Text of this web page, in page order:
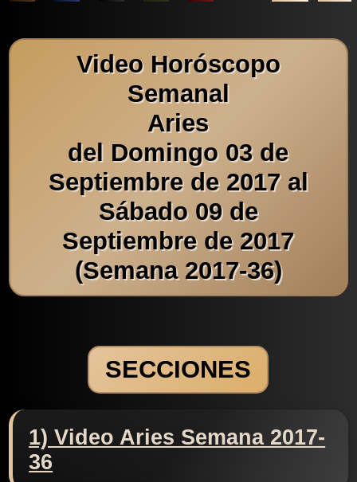
Video Horóscopo
Semanal
Aries
del Domingo 03 de
Septiembre de 2017 al
Sábado 09 de
Septiembre de 2017
(Semana 2017-36)
SECCIONES
1) Video Aries Semana 2017-
36